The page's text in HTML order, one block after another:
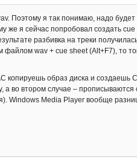
Поэтому я так понимаю, надо
я сейчас попробовал создать
разбивка на треки
wav + cue sheet (Alt+F7), то
образ диска и создаешь
во втором случае –
Windows Media Player вообще